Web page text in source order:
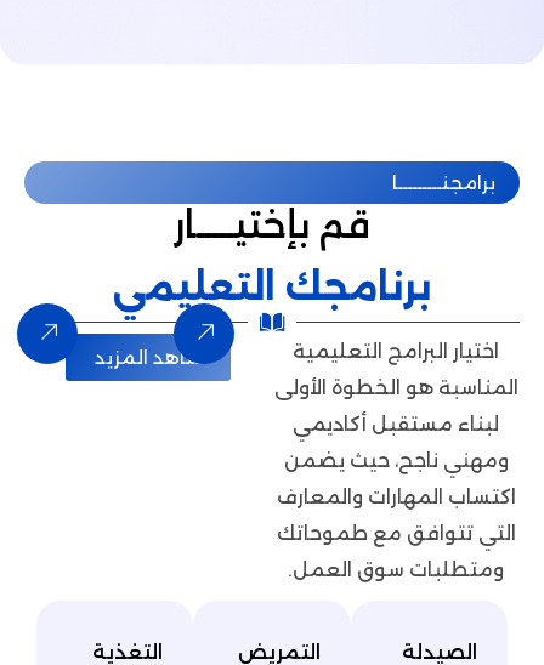
قم بإختيـــــار
التعليمي
التعليمية
الأولى
أكاديمي
حيث يضمن
والمعارف
مع طموحاتك
العمل.
شاهد المزيد
التمريض
التغذية